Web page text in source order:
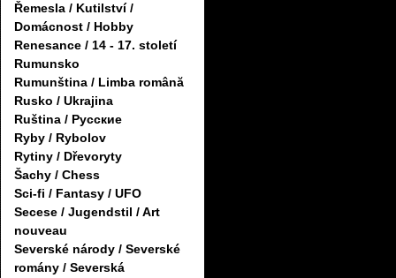
Řemesla / Kutilství /
Domácnost / Hobby
Renesance / 14 - 17. století
Rumunsko
Rumunština / Limba română
Rusko / Ukrajina
Ruština / Русские
Ryby / Rybolov
Rytiny / Dřevoryty
Šachy / Chess
Sci-fi / Fantasy / UFO
Secese / Jugendstil / Art
nouveau
Severské národy / Severské
romány / Severská